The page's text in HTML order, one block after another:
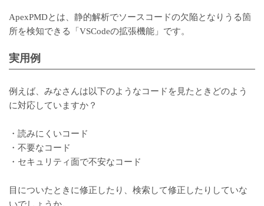
ApexPMDとは、静的解析でソースコードの欠陥となりうる箇
所を検知できる「VSCodeの拡張機能」です。
実用例
例えば、みなさんは以下のようなコードを見たときどのよう
に対応していますか？
・読みにくいコード
・不要なコード
・セキュリティ面で不安なコード
目についたときに修正したり、検索して修正したりしていな